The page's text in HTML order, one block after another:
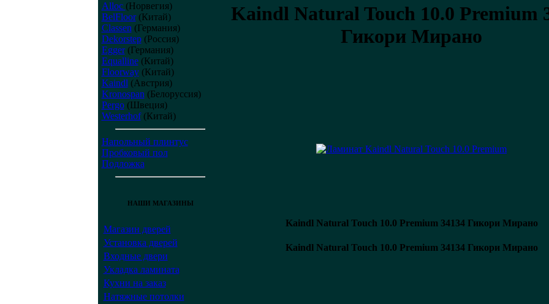
Alloc (Норвегия)
BelFloor(Китай)
Classen(Германия)
Dekorstep(Россия)
Egger(Германия)
Equalline(Китай)
Floorway(Китай)
Kaindl(Австрия)
Kronospan(Белоруссия)
Pergo(Швеция)
Westerhof(Китай)
Напольный плинтус
Пробковый пол
Подложка
НАШИ МАГАЗИНЫ
Магазин дверей
Установка дверей
Входные двери
Укладка ламината
Кухни на заказ
Натяжные потолки
Kaindl Natural Touch 10.0 Premium
Гикори Мирано
Kaindl Natural Touch 10.0 Premium 34134 Гикори Мирано
Kaindl Natural Touch 10.0 Premium 34134 Гикори Мирано